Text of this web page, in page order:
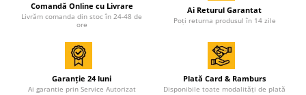
Comandă Online cu Livrare
Livrăm comanda din stoc în 24-48 de
ore
Ai Returul Garantat
Poți returna produsul în 14 zile
Garanție 24 luni
Ai garantie prin Service Autorizat
Plată Card & Ramburs
Disponibile toate modalități de plată